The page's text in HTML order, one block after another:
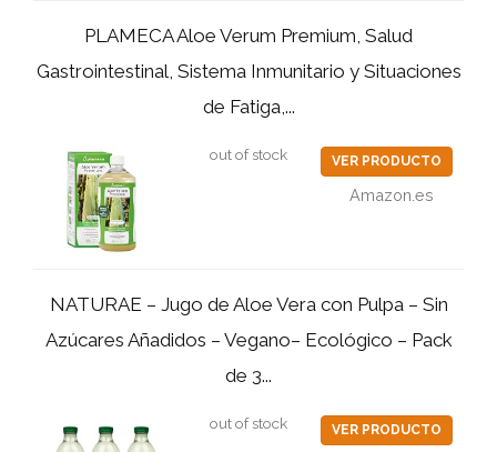
PLAMECA Aloe Verum Premium, Salud
Gastrointestinal, Sistema Inmunitario y Situaciones
de Fatiga,...
out of stock VER PRODUCTO
Amazon.es
NATURAE – Jugo de Aloe Vera con Pulpa – Sin
Azúcares Añadidos – Vegano– Ecológico – Pack
de 3...
out of stock VER PRODUCTO